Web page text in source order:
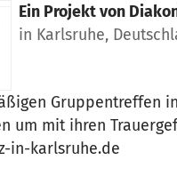
Ein Projekt von
in Karlsruhe,
Gruppentreffen
um mit ihren
in-karlsruhe.de